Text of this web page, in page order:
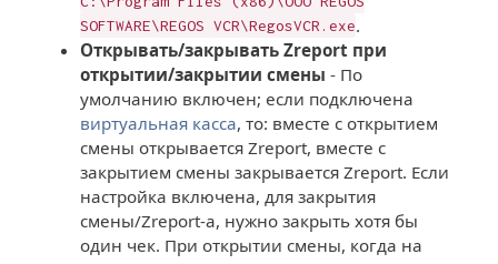
SOFTWARE\REGOS VCR\RegosVCR.exe.
Открывать/закрывать Zreport при
открытии/закрытии смены - По
умолчанию включен; если подключена
виртуальная касса, то: вместе с открытием
смены открывается Zreport, вместе с
закрытием смены закрывается Zreport. Если
настройка включена, для закрытия
смены/Zreport-а, нужно закрыть хотя бы
один чек. При открытии смены, когда на